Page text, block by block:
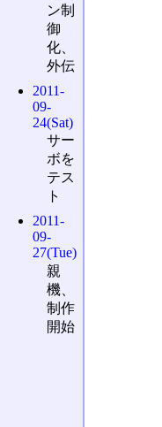
ン制
御
化、
外伝
2011-
09-
24(Sat)
サー
ボを
テス
ト
2011-
09-
27(Tue)
親
機、
制作
開始